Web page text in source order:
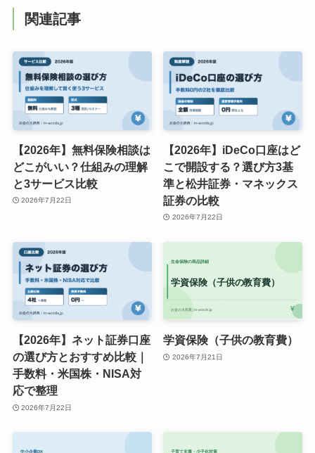
関連記事
【2026年】無料保険相談は
どこがいい？仕組みの理解
と3サービス比較
2026年7月22日
【2026年】iDeCo口座はど
こで開設する？選び方3基
準と松井証券・マネックス
証券の比較
2026年7月22日
【2026年】ネット証券口座
の選び方とおすすめ比較｜
手数料・米国株・NISA対
応で整理
2026年7月22日
学資保険（子供の教育費）
2026年7月21日